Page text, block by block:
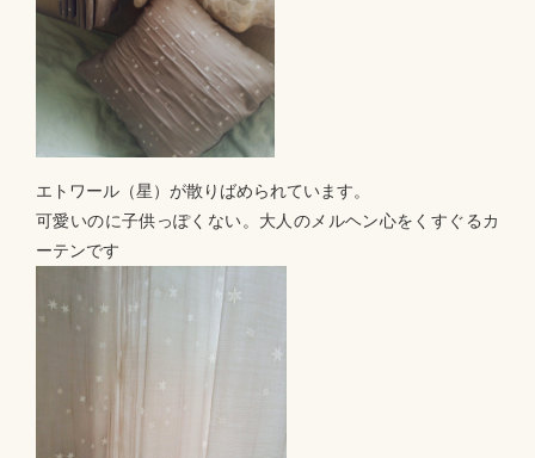
エトワール（星）が散りばめられています。
可愛いのに子供っぽくない。大人のメルヘン心をくすぐるカ
ーテンです